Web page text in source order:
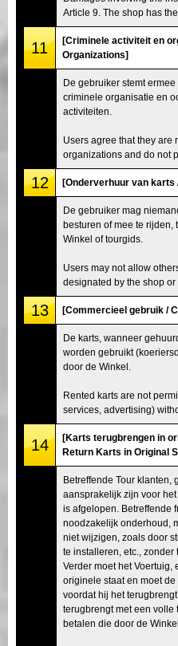
Article 9. The shop has
11
[Criminele activiteit en
Organizations]
De gebruiker stemt
criminele organisatie en
activiteiten.
Users agree that they are
organizations and do not
12 [Onderverhuur van karts
De gebruiker mag
besturen of mee te rijden,
Winkel of tourgids.
Users may not allow
designated by the shop or
13 [Commercieel gebruik /
De karts, wanneer
worden gebruikt
door de Winkel.
Rented karts are not
services, advertising)
14
[Karts terugbrengen in
Return Karts in Original
Betreffende Tour klanten,
aansprakelijk zijn voor
is afgelopen. Betreffende
noodzakelijk onderhoud,
niet wijzigen, zoals door
te installeren, etc., zonder
Verder moet het Voertuig,
originele staat en moet
voordat hij het
terugbrengt met een volle
betalen die door de